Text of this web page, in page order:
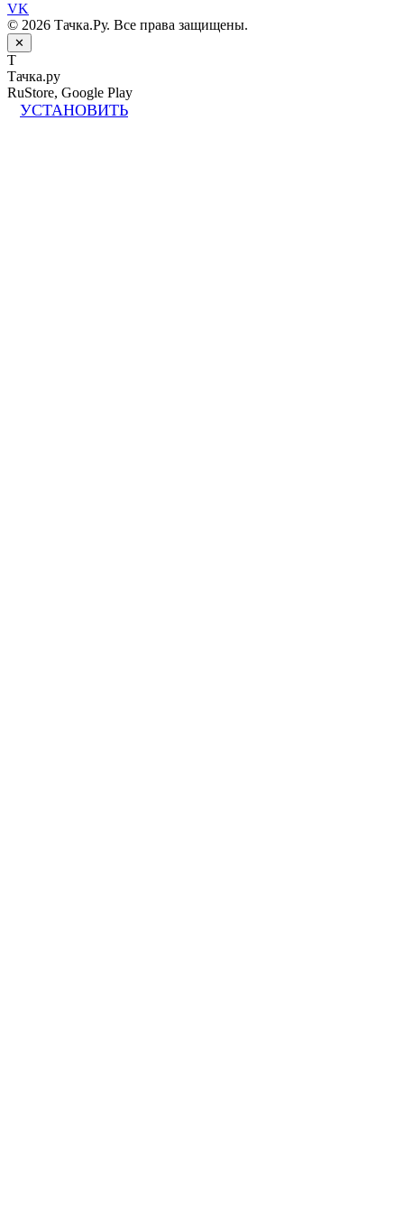
VK
© 2026 Тачка.Ру. Все права защищены.
✕
Т
Тачка.ру
RuStore, Google Play
УСТАНОВИТЬ